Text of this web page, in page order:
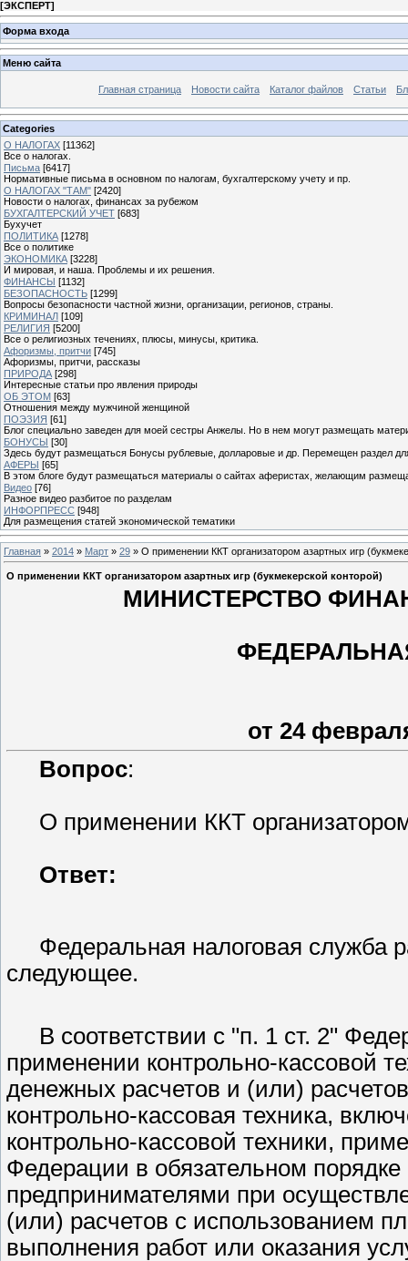
[ЭКСПЕРТ]
Форма входа
Меню сайта
Главная страница Новости сайта Каталог файлов Статьи
Categories
О НАЛОГАХ [11362]
Все о налогах.
Письма [6417]
Нормативные письма в основном по налогам, бухгалтерскому учету и пр.
О НАЛОГАХ "ТАМ" [2420]
Новости о налогах, финансах за рубежом
БУХГАЛТЕРСКИЙ УЧЕТ [683]
Бухучет
ПОЛИТИКА [1278]
Все о политике
ЭКОНОМИКА [3228]
И мировая, и наша. Проблемы и их решения.
ФИНАНСЫ [1132]
БЕЗОПАСНОСТЬ [1299]
Вопросы безопасности частной жизни, организации, регионов, страны.
КРИМИНАЛ [109]
РЕЛИГИЯ [5200]
Все о религиозных течениях, плюсы, минусы, критика.
Афоризмы, притчи [745]
Афоризмы, притчи, рассказы
ПРИРОДА [298]
Интересные статьи про явления природы
ОБ ЭТОМ [63]
Отношения между мужчиной женщиной
ПОЭЗИЯ [61]
Блог специально заведен для моей сестры Анжелы. Но в нем могут размещать
БОНУСЫ [30]
Здесь будут размещаться Бонусы рублевые, долларовые и др. Перемещен раздел
АФЕРЫ [65]
В этом блоге будут размещаться материалы о сайтах аферистах, желающим
Видео [76]
Разное видео разбитое по разделам
ИНФОРПРЕСС [948]
Для размещения статей экономической тематики
Главная » 2014 » Март » 29 » О применении ККТ организатором азартных игр
О применении ККТ организатором азартных игр (букмекерской конторой)
МИНИСТЕРСТВО
от 24
Вопрос:
О применении ККТ
Ответ:
Федеральная налоговая
следующее.
В соответствии с п. 1 ст. 2
применении контрольно-кассовой
денежных расчетов и (или)
контрольно-кассовая техника,
контрольно-кассовой техники,
Федерации в обязательном
предпринимателями при
(или) расчетов с использованием
выполнения работ или оказания